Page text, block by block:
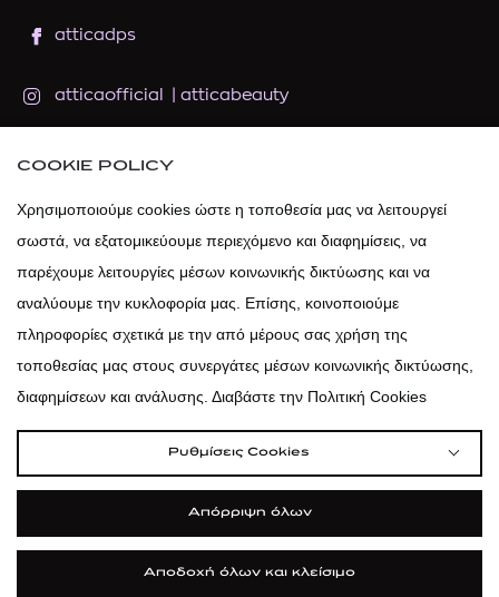
atticadps
atticaofficial atticabeauty
atticadps
Προστασία Προσωπικών Δεδομένων
COOKIE POLICY
Χρησιμοποιούμε cookies ώστε η τοποθεσία μας να λειτουργεί
σωστά, να εξατομικεύουμε περιεχόμενο και διαφημίσεις, να
παρέχουμε λειτουργίες μέσων κοινωνικής δικτύωσης και να
αναλύουμε την κυκλοφορία μας. Επίσης, κοινοποιούμε
πληροφορίες σχετικά με την από μέρους σας χρήση της
τοποθεσίας μας στους συνεργάτες μέσων κοινωνικής δικτύωσης,
διαφημίσεων και ανάλυσης. Διαβάστε την Πολιτική Cookies
Ρυθμίσεις Cookies
Απόρριψη όλων
Αποδοχή όλων και κλείσιμο